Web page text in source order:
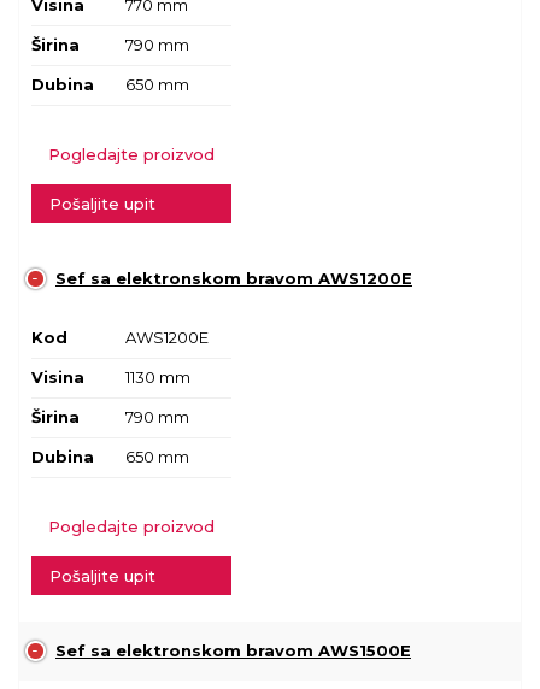
Visina 770 mm
Širina 790 mm
Dubina 650 mm
Pogledajte proizvod
Pošaljite upit
Sef sa elektronskom bravom AWS1200E
Kod AWS1200E
Visina 1130 mm
Širina 790 mm
Dubina 650 mm
Pogledajte proizvod
Pošaljite upit
Sef sa elektronskom bravom AWS1500E